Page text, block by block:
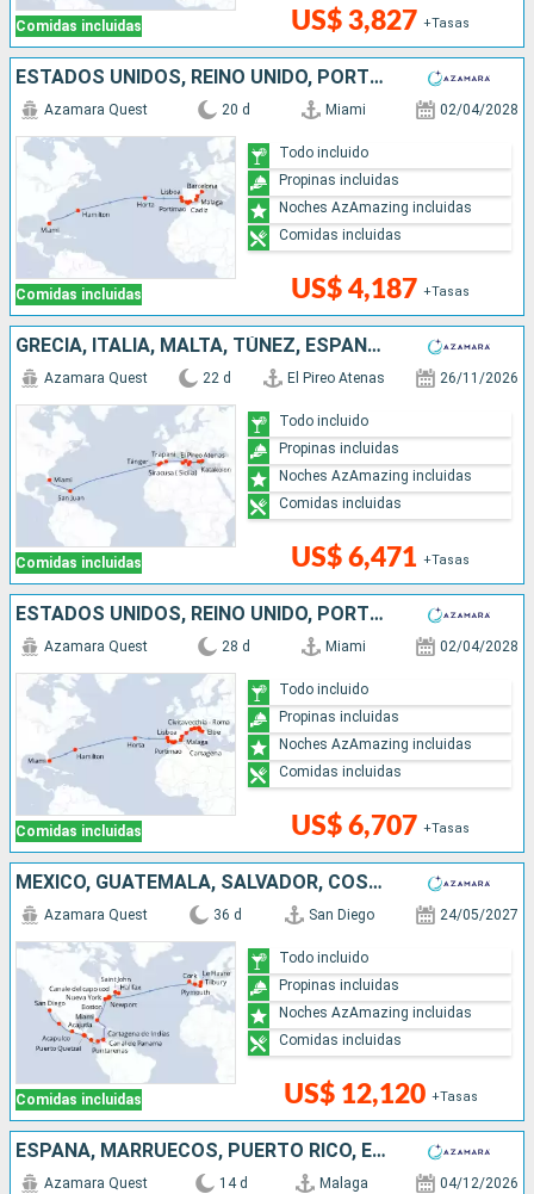
Comidas incluidas US$ 3,827 +Tasas
ESTADOS UNIDOS, REINO UNIDO, PORTUGAL, ESPAÑA
Comidas incluidas
Azamara Quest 20 d Miami 02/04/2028
US$ 4,187 +Tasas
Todo incluido
Propinas incluidas
Noches AzAmazing incluidas
Comidas incluidas
GRECIA, ITALIA, MALTA, TÚNEZ, ESPAÑA, MARRUECOS, PUERTO RICO, ESTADOS UNIDOS
Comidas incluidas
Azamara Quest 22 d El Pireo Atenas 26/11/2026
US$ 6,471 +Tasas
Todo incluido
Propinas incluidas
Noches AzAmazing incluidas
Comidas incluidas
ESTADOS UNIDOS, REINO UNIDO, PORTUGAL, ESPAÑA, MONACO, FRANCIA, ITALIA
Comidas incluidas
Azamara Quest 28 d Miami 02/04/2028
US$ 6,707 +Tasas
Todo incluido
Propinas incluidas
Noches AzAmazing incluidas
Comidas incluidas
MÉXICO, GUATEMALA, SALVADOR, COSTA RICA, PANAMÁ, COLOMBIA, ESTADOS UNIDOS, CANADÁ, IRLANDA, FRANCIA, REINO UNIDO
Comidas incluidas
Azamara Quest 36 d San Diego 24/05/2027
US$ 12,120 +Tasas
Todo incluido
Propinas incluidas
Noches AzAmazing incluidas
Comidas incluidas
ESPAÑA, MARRUECOS, PUERTO RICO, ESTADOS UNIDOS
Azamara Quest 14 d Malaga 04/12/2026